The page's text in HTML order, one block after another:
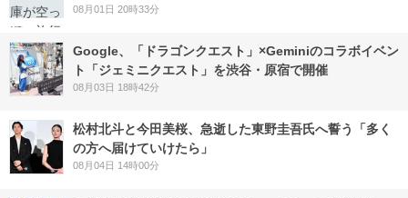
08月01日 20時33分
Google、「ドラゴンクエスト」×Geminiのコラボイベン
ト「ジェミニクエスト」を渋谷・原宿で開催
08月03日 18時42分
松村北斗と今田美桜、急逝した東野圭吾氏へ誓う「多く
の方へ届けていけたら」
08月04日 14時00分